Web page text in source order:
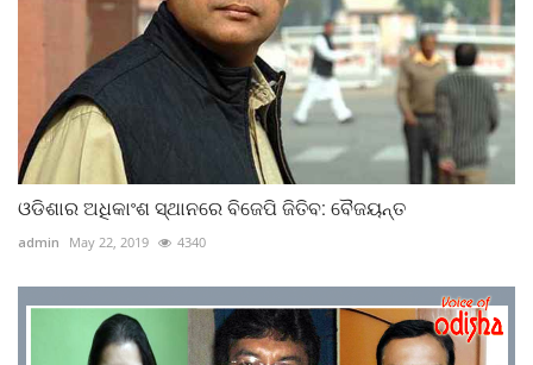
ଓଡିଶାର ଅଧିକାଂଶ ସ୍ଥାନରେ ବିଜେପି ଜିତିବ: ବୈଜୟନ୍ତ
admin May 22, 2019 4340